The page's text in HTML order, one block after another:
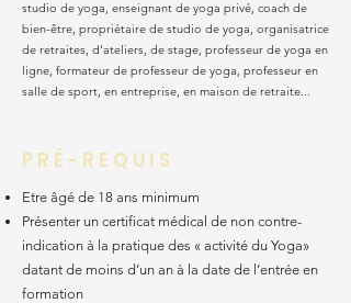
studio de yoga, enseignant de yoga privé, coach de
bien-être, propriétaire de studio de yoga, organisatrice
de retraites, d'ateliers, de stage, professeur de yoga en
ligne, formateur de professeur de yoga, professeur en
salle de sport, en entreprise, en maison de retraite...
P R É - R E Q U I S
Etre âgé de 18 ans minimum
Présenter un certificat médical de non contre-
indication à la pratique des « activité du Yoga»
datant de moins d’un an à la date de l’entrée en
formation